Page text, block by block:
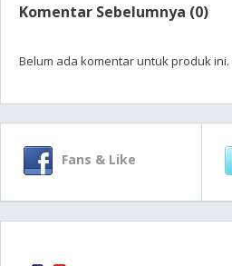
Komentar Sebelumnya (0)
Belum ada komentar untuk produk ini.
Fans & Like